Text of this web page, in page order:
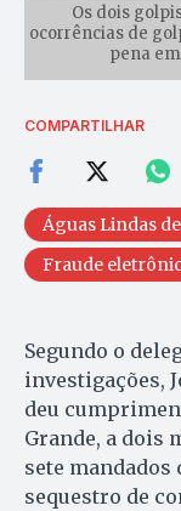
Os dois
ocorrências de
pena
COMPARTILHAR
Águas Lindas
Fraude
Segundo o
investigações,
deu
Grande, a dois
sete
sequestro de